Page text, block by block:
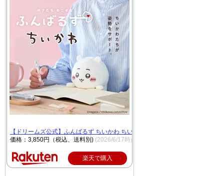
【ドリームズ公式】ふんばるず ちいかわ ちいかわ / ハチワレ/うさぎ
価格：3,850円（税込、送料別) (2026/6/17時点)
楽天で購入